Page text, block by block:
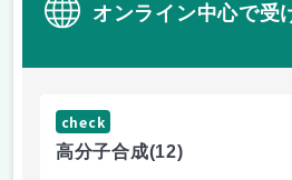
オンライン中心で受
check
高分子合成(12)